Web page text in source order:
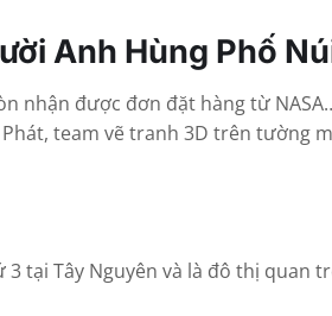
Anh Hùng Phố
nhận được đơn đặt hàng từ
team vẽ tranh 3D trên tường
tại Tây Nguyên và là đô thị quan